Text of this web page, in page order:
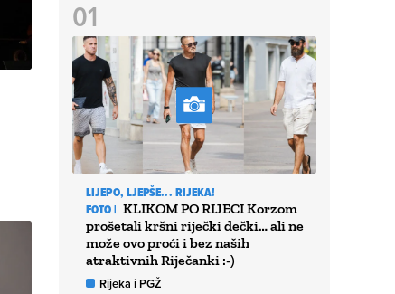
LIJEPO, LJEPŠE... RIJEKA!
FOTO | KLIKOM PO RIJECI Korzom
prošetali kršni riječki dečki… ali ne
može ovo proći i bez naših
atraktivnih Riječanki :-)
Rijeka i PGŽ